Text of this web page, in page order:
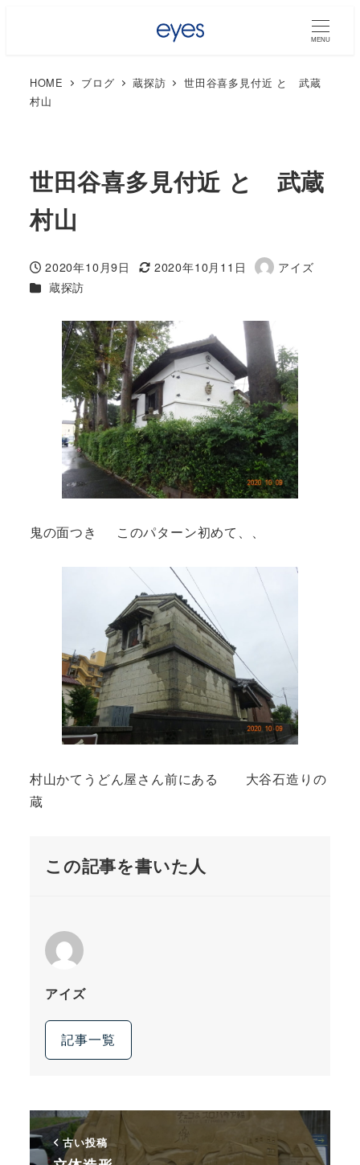
MENU
HOME ブログ 蔵探訪
世田谷喜多見付近 と 武蔵
村山
世田谷喜多見付近 と 武蔵
村山
投稿日
2020年10月9日
更新日
2020年10月11日
著
アイズ
カテゴリー
蔵探訪
鬼の面つき このパターン初めて、、
村山かてうどん屋さん前にある 大谷石造りの
蔵
この記事を書いた人
アイズ
記事一覧
古い投稿